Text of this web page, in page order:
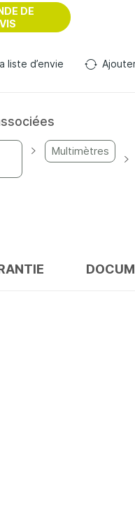
DE
liste d’envie
Multimètres